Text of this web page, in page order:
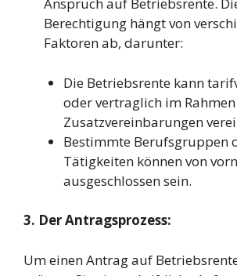
Berechtigung hängt von
Faktoren ab, darunter:
Die Betriebsrente kann
oder vertraglich im
Zusatzvereinbarungen
Bestimmte Berufsgruppen
Tätigkeiten können von
ausgeschlossen sein.
3. Der Antragsprozess:
Um einen Antrag auf